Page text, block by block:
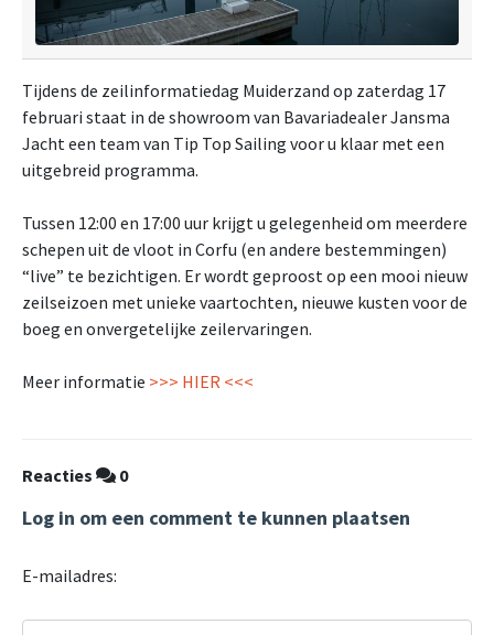
Tijdens de zeilinformatiedag Muiderzand op zaterdag 17
februari staat in de showroom van Bavariadealer Jansma
Jacht een team van Tip Top Sailing voor u klaar met een
uitgebreid programma.
Tussen 12:00 en 17:00 uur krijgt u gelegenheid om meerdere
schepen uit de vloot in Corfu (en andere bestemmingen)
“live” te bezichtigen. Er wordt geproost op een mooi nieuw
zeilseizoen met unieke vaartochten, nieuwe kusten voor de
boeg en onvergetelijke zeilervaringen.
Meer informatie >>> HIER <<<
Reacties 0
Log in om een comment te kunnen plaatsen
E-mailadres: